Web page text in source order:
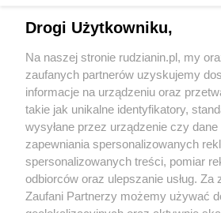
Drogi Użytkowniku,
Na naszej stronie rudzianin.pl, my
zaufanych partnerów uzyskujemy
informacje na urządzeniu oraz
takie jak unikalne identyfikatory,
wysyłane przez urządzenie czy
zapewniania spersonalizowanych
spersonalizowanych treści, pomiar
odbiorców oraz ulepszanie usług.
Zaufani Partnerzy możemy używać